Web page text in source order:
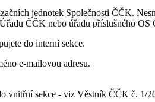
jednotek Společnosti ČČK.
ČČK nebo úřadu příslušného OS
do interní sekce.
e-mailovou adresu.
vnitřní sekce - viz Věstník ČČK č. 1/